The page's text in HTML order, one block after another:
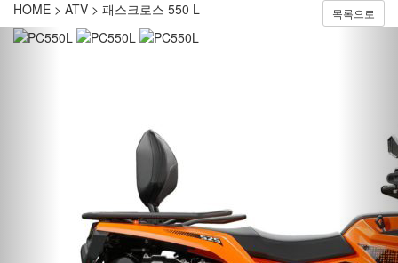
HOME > ATV > 패스크로스 550 L 목록으로